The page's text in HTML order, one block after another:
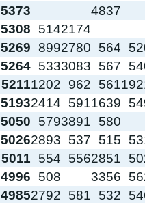
5373
4837
5308 5142174
5269 8992780 564
5264 5333083 567
52111202 962 561
51932414 5911639
5050 5793891
580
50262893 537 515
5011 554 5562851
4996 508 3356
49852792 581 532